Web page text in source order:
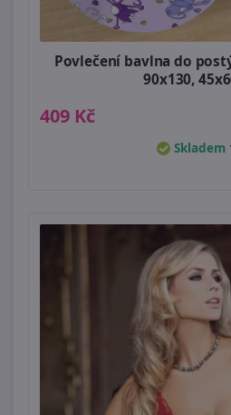
Povlečení bavlna do
90x130,
409 Kč
Skladem